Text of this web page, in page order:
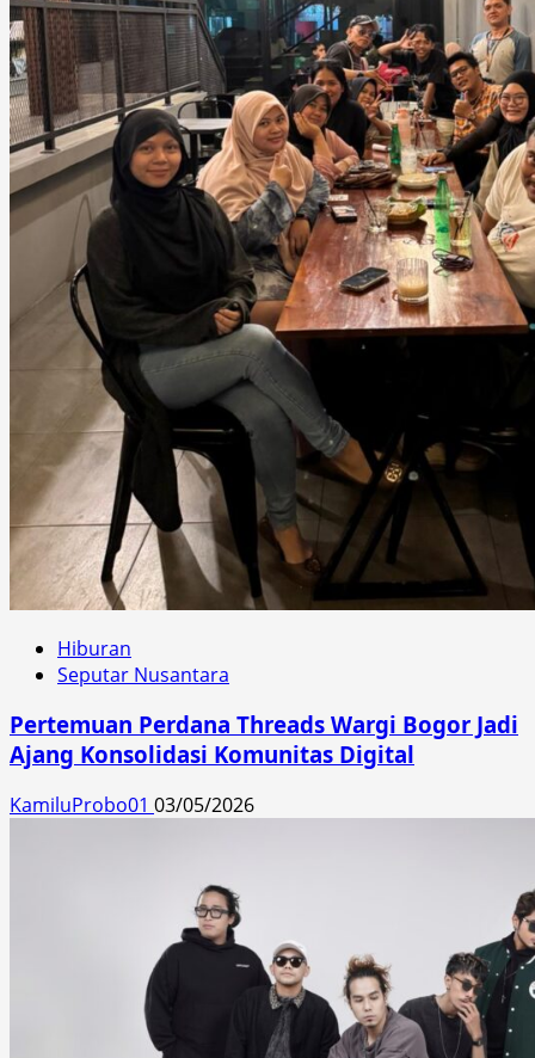
Hiburan
Seputar Nusantara
Pertemuan Perdana Threads Wargi Bogor Jadi
Ajang Konsolidasi Komunitas Digital
KamiluProbo01 03/05/2026